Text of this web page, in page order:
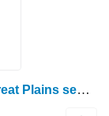
Great Plains 168-249K reductor para Great Plains sembradora